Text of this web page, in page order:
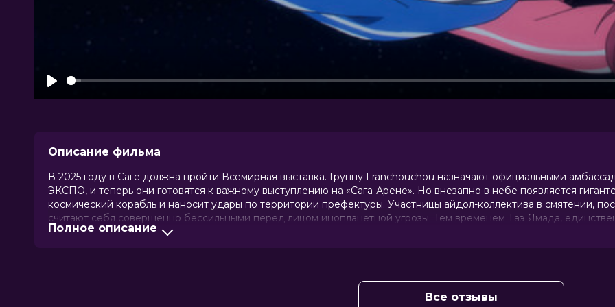
Play
Описание фильма
В 2025 году в Саге должна пройти Всемирная выставка. Группу Franchouchou назначают официальными
ЭКСПО, и теперь они готовятся к важному выступлению на «Сага-Арене». Но внезапно в небе появляется
космический корабль и наносит удары по территории префектуры. Участницы айдол-коллектива в смятении,
считают себя совершенно бессильными перед лицом инопланетной угрозы. Тем временем Таэ Ямада,
зомби, чьё самосознание до сих пор дремало, наконец пробуждается. Заявив о выходе из Franchouchou, она
Полное описание
Все отзывы